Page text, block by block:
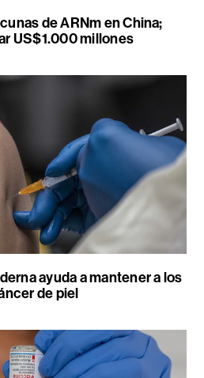
de ARNm en China;
US$1.000 millones
ayuda a mantener a los
de piel